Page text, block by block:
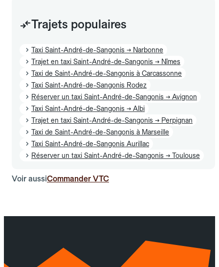
Trajets populaires
Taxi Saint-André-de-Sangonis → Narbonne
Trajet en taxi Saint-André-de-Sangonis → Nîmes
Taxi de Saint-André-de-Sangonis à Carcassonne
Taxi Saint-André-de-Sangonis Rodez
Réserver un taxi Saint-André-de-Sangonis → Avignon
Taxi Saint-André-de-Sangonis → Albi
Trajet en taxi Saint-André-de-Sangonis → Perpignan
Taxi de Saint-André-de-Sangonis à Marseille
Taxi Saint-André-de-Sangonis Aurillac
Réserver un taxi Saint-André-de-Sangonis → Toulouse
Voir aussiCommander VTC